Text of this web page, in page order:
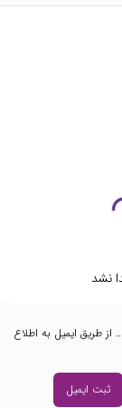
نشد
از طریق ایمیل به اطلاع
ثبت ایمیل